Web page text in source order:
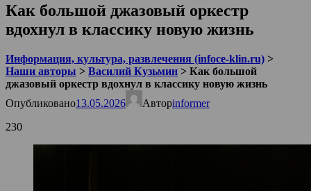
Как большой джазовый оркестр
вдохнул в классику новую жизнь
Информация, культура, развлечения (infoce-klin.ru) >
Наши авторы > Василий Кузьмин > Как большой
джазовый оркестр вдохнул в классику новую жизнь
Опубликовано13.05.2026 Авторinformer
230